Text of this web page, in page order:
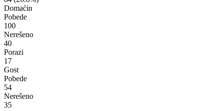
Domaćin
Pobede
100
Nerešeno
40
Porazi
17
Gost
Pobede
54
Nerešeno
35